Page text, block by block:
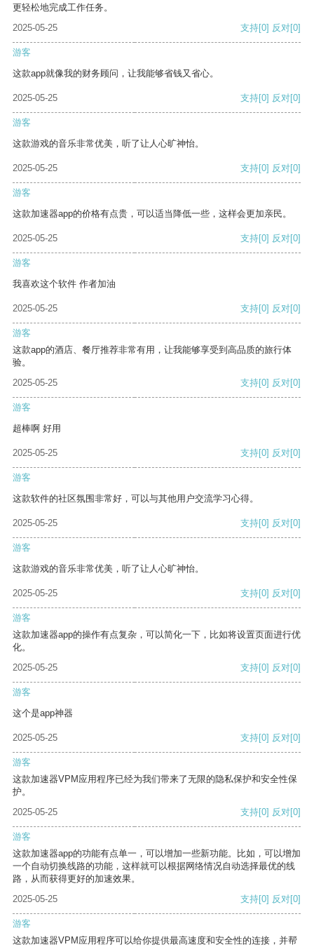
更轻松地完成工作任务。
2025-05-25
支持[0] 反对[0]
游客
这款app就像我的财务顾问，让我能够省钱又省心。
2025-05-25 支持[0] 反对[0]
游客
这款游戏的音乐非常优美，听了让人心旷神怡。
2025-05-25 支持[0] 反对[0]
游客
这款加速器app的价格有点贵，可以适当降低一些，这样会更加亲民。
2025-05-25 支持[0] 反对[0]
游客
我喜欢这个软件 作者加油
2025-05-25 支持[0] 反对[0]
游客
这款app的酒店、餐厅推荐非常有用，让我能够享受到高品质的旅行体
验。
2025-05-25
支持[0] 反对[0]
游客
超棒啊 好用
2025-05-25 支持[0] 反对[0]
游客
这款软件的社区氛围非常好，可以与其他用户交流学习心得。
2025-05-25 支持[0] 反对[0]
游客
这款游戏的音乐非常优美，听了让人心旷神怡。
2025-05-25 支持[0] 反对[0]
游客
这款加速器app的操作有点复杂，可以简化一下，比如将设置页面进行优
化。
2025-05-25
支持[0] 反对[0]
游客
这个是app神器
2025-05-25 支持[0] 反对[0]
游客
这款加速器VPM应用程序已经为我们带来了无限的隐私保护和安全性保
护。
2025-05-25
支持[0] 反对[0]
游客
这款加速器app的功能有点单一，可以增加一些新功能。比如，可以增加
一个自动切换线路的功能，这样就可以根据网络情况自动选择最优的线
路，从而获得更好的加速效果。
2025-05-25
支持[0] 反对[0]
游客
这款加速器VPM应用程序可以给你提供最高速度和安全性的连接，并帮